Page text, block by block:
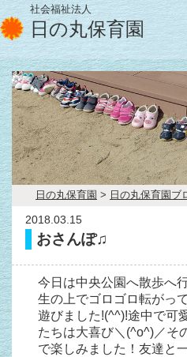
社会福祉法人
日の丸保育園
日の丸保育園 > 日の丸保育園ブ
2018.03.15
おさんぽ♫
今日は中央公園へ散歩へ
生の上でゴロゴロ転がっ
遊びました!(^^)!途中で可
たちは大喜び＼(^o^)／そ
で楽しみました！友達と